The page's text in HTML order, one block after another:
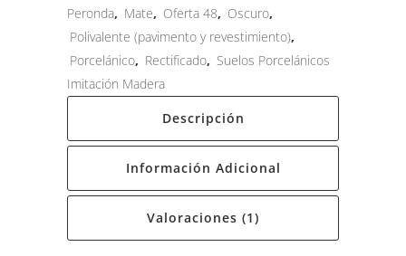
Peronda, Mate, Oferta 48, Oscuro,
Polivalente (pavimento y revestimiento),
Porcelánico, Rectificado, Suelos Porcelánicos
Imitación Madera
Descripción
Información Adicional
Valoraciones (1)